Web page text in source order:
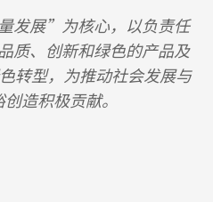
发展”为核心，以负责任
质、创新和绿色的产品及
转型，为推动社会发展与
造积极贡献。